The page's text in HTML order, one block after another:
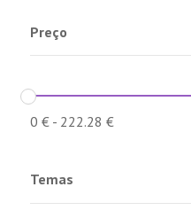
Preço
0 €- 222.28 €
Temas